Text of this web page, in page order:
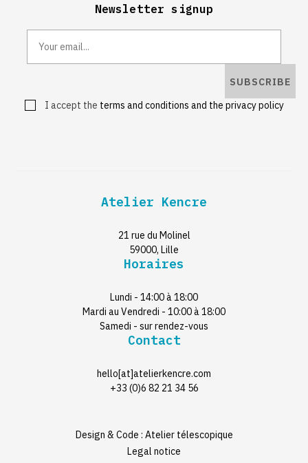
Newsletter signup
SUBSCRIBE
I accept the terms and conditions and the privacy policy
Atelier Kencre
21 rue du Molinel
59000, Lille
Horaires
Lundi - 14:00 à 18:00
Mardi au Vendredi - 10:00 à 18:00
Samedi - sur rendez-vous
Contact
hello[at]atelierkencre.com
+33 (0)6 82 21 34 56
Design & Code : Atelier télescopique
Legal notice